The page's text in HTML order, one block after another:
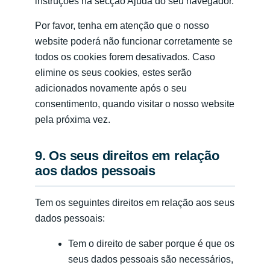
Por favor, tenha em atenção que o nosso
website poderá não funcionar corretamente se
todos os cookies forem desativados. Caso
elimine os seus cookies, estes serão
adicionados novamente após o seu
consentimento, quando visitar o nosso website
pela próxima vez.
9. Os seus direitos em relação
aos dados pessoais
Tem os seguintes direitos em relação aos seus
dados pessoais:
Tem o direito de saber porque é que os
seus dados pessoais são necessários,